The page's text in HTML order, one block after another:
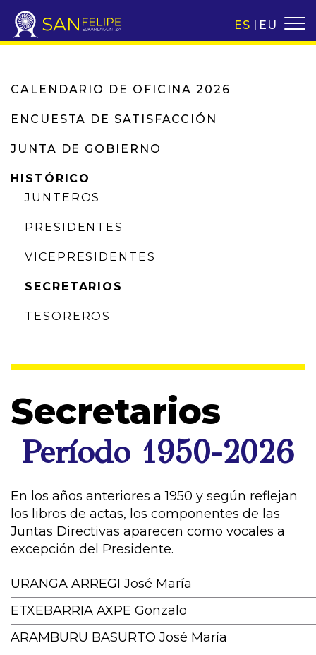
ES EU
CALENDARIO DE OFICINA 2026
ENCUESTA DE SATISFACCIÓN
JUNTA DE GOBIERNO
HISTÓRICO
JUNTEROS
PRESIDENTES
VICEPRESIDENTES
SECRETARIOS
TESOREROS
Secretarios
Período 1950-2026
En los años anteriores a 1950 y según reflejan
los libros de actas, los componentes de las
Juntas Directivas aparecen como vocales a
excepción del Presidente.
URANGA ARREGI José María
ETXEBARRIA AXPE Gonzalo
ARAMBURU BASURTO José María